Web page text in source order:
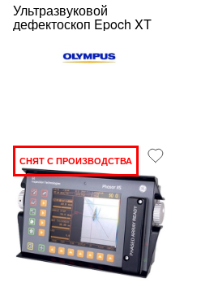
Ультразвуковой
дефектоскоп Epoch XT
СНЯТ С ПРОИЗВОДСТВА